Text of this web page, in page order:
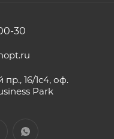
30
16/1с4, оф.
Park